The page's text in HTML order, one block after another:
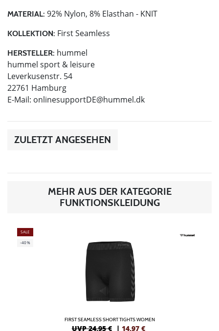
MATERIAL: 92% Nylon, 8% Elasthan - KNIT
KOLLEKTION: First Seamless
HERSTELLER: hummel
hummel sport & leisure
Leverkusenstr. 54
22761 Hamburg
E-Mail: onlinesupportDE@hummel.dk
ZULETZT ANGESEHEN
MEHR AUS DER KATEGORIE
FUNKTIONSKLEIDUNG
SALE
-40%
FIRST SEAMLESS SHORT TIGHTS WOMEN
UVP 24,95 € | 14,97 €